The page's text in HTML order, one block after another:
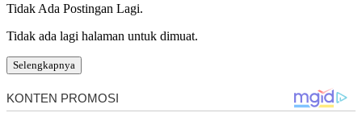
Tidak Ada Postingan Lagi.
Tidak ada lagi halaman untuk dimuat.
Selengkapnya